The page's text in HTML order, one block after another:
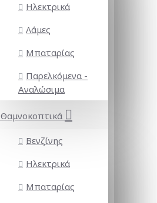
Ηλεκτρικά
Λάμες
Μπαταρίας
Παρελκόμενα -
Αναλώσιμα
Θαμνοκοπτικά
Βενζίνης
Ηλεκτρικά
Μπαταρίας